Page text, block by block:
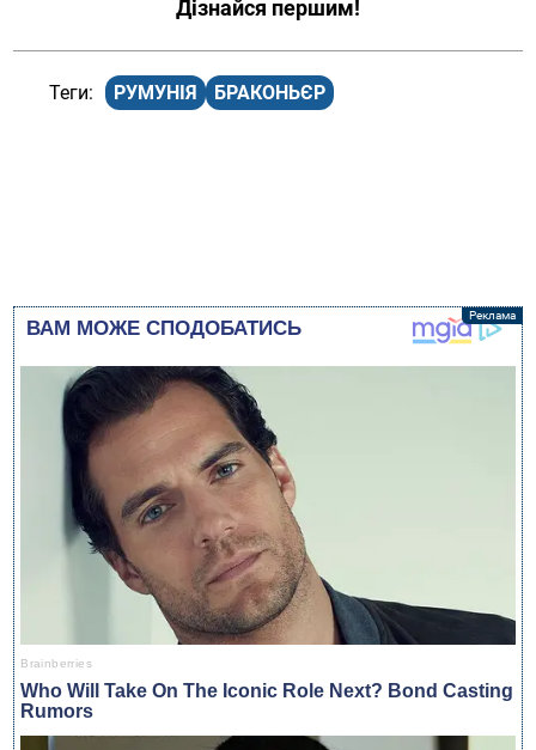
Дізнайся першим!
РУМУНІЯ БРАКОНЬЄР